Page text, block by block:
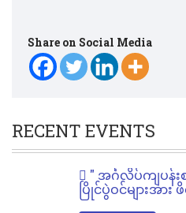
Share on Social Media
RECENT EVENTS
" အင်္ဂလိပ်ကျပန်
ပြိုင်ပွဲဝင်များအား